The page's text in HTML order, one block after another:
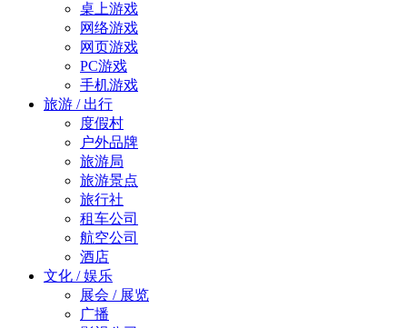
桌上游戏
网络游戏
网页游戏
PC游戏
手机游戏
旅游 / 出行
度假村
户外品牌
旅游局
旅游景点
旅行社
租车公司
航空公司
酒店
文化 / 娱乐
展会 / 展览
广播